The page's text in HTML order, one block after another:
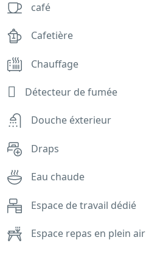
café
Cafetière
Chauffage
Détecteur de fumée
Douche éxterieur
Draps
Eau chaude
Espace de travail dédié
Espace repas en plein air